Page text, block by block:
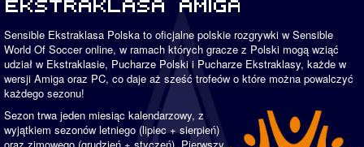
Sensible Ekstraklasa Polska to oficjalne polskie rozgrywki w Sensible
World Of Soccer online, w ramach których gracze z Polski mogą wziąć
udział w Ekstraklasie, Pucharze Polski i Pucharze Ekstraklasy, każde w
wersji Amiga oraz PC, co daje aż sześć trofeów o które można powalczyć
każdego sezonu!
Sezon trwa jeden miesiąc kalendarzowy, z
wyjątkiem sezonów letniego (lipiec + sierpień)